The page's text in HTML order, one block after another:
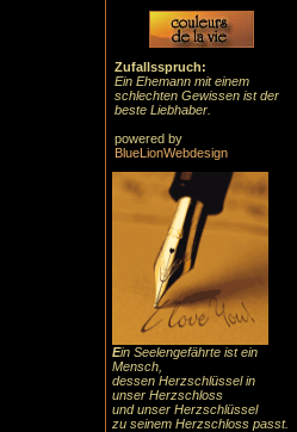
Zufallsspruch:
Ein Ehemann mit einem
schlechten Gewissen ist der
beste Liebhaber.
powered by
BlueLionWebdesign
Ein Seelengefährte ist ein
Mensch,
dessen Herzschlüssel in
unser Herzschloss
und unser Herzschlüssel
zu seinem Herzschloss passt.